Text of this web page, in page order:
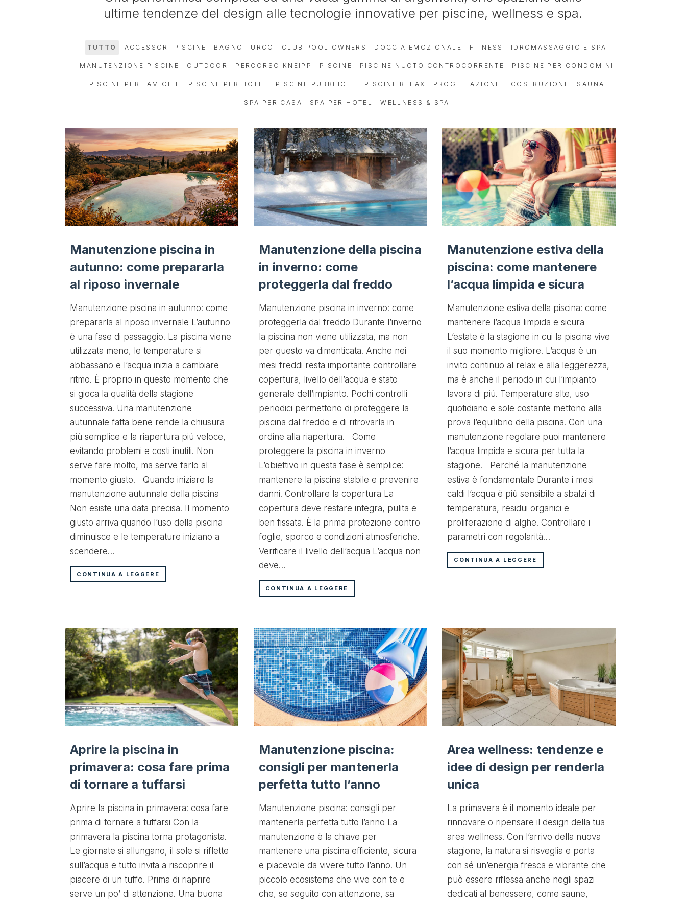
ultime tendenze del design alle tecnologie innovative per piscine, wellness e spa.
TUTTO ACCESSORI PISCINE BAGNO TURCO CLUB POOL OWNERS DOCCIA EMOZIONALE FITNESS IDROMASSAGGIO E SPA
MANUTENZIONE PISCINE OUTDOOR PERCORSO KNEIPP PISCINE PISCINE NUOTO CONTROCORRENTE PISCINE PER CONDOMINI
PISCINE PER FAMIGLIE PISCINE PER HOTEL PISCINE PUBBLICHE PISCINE RELAX PROGETTAZIONE E COSTRUZIONE SAUNA
SPA PER CASA SPA PER HOTEL WELLNESS & SPA
Manutenzione piscina in
autunno: come prepararla
al riposo invernale
Manutenzione piscina in autunno: come
prepararla al riposo invernale L’autunno
è una fase di passaggio. La piscina viene
utilizzata meno, le temperature si
abbassano e l’acqua inizia a cambiare
ritmo. È proprio in questo momento che
si gioca la qualità della stagione
successiva. Una manutenzione
autunnale fatta bene rende la chiusura
più semplice e la riapertura più veloce,
evitando problemi e costi inutili. Non
serve fare molto, ma serve farlo al
momento giusto. Quando iniziare la
manutenzione autunnale della piscina
Non esiste una data precisa. Il momento
giusto arriva quando l’uso della piscina
diminuisce e le temperature iniziano a
scendere…
CONTINUA A LEGGERE
Manutenzione della piscina
in inverno: come
proteggerla dal freddo
Manutenzione piscina in inverno: come
proteggerla dal freddo Durante l’inverno
la piscina non viene utilizzata, ma non
per questo va dimenticata. Anche nei
mesi freddi resta importante controllare
copertura, livello dell’acqua e stato
generale dell’impianto. Pochi controlli
periodici permettono di proteggere la
piscina dal freddo e di ritrovarla in
ordine alla riapertura. Come
proteggere la piscina in inverno
L’obiettivo in questa fase è semplice:
mantenere la piscina stabile e prevenire
danni. Controllare la copertura La
copertura deve restare integra, pulita e
ben fissata. È la prima protezione contro
foglie, sporco e condizioni atmosferiche.
Verificare il livello dell’acqua L’acqua non
deve…
CONTINUA A LEGGERE
Manutenzione estiva della
piscina: come mantenere
l’acqua limpida e sicura
Manutenzione estiva della piscina: come
mantenere l’acqua limpida e sicura
L’estate è la stagione in cui la piscina vive
il suo momento migliore. L’acqua è un
invito continuo al relax e alla leggerezza,
ma è anche il periodo in cui l’impianto
lavora di più. Temperature alte, uso
quotidiano e sole costante mettono alla
prova l’equilibrio della piscina. Con una
manutenzione regolare puoi mantenere
l’acqua limpida e sicura per tutta la
stagione. Perché la manutenzione
estiva è fondamentale Durante i mesi
caldi l’acqua è più sensibile a sbalzi di
temperatura, residui organici e
proliferazione di alghe. Controllare i
parametri con regolarità…
CONTINUA A LEGGERE
Aprire la piscina in
primavera: cosa fare prima
di tornare a tuffarsi
Aprire la piscina in primavera: cosa fare
prima di tornare a tuffarsi Con la
primavera la piscina torna protagonista.
Le giornate si allungano, il sole si riflette
sull’acqua e tutto invita a riscoprire il
piacere di un tuffo. Prima di riaprire
serve un po’ di attenzione. Una buona
Manutenzione piscina:
consigli per mantenerla
perfetta tutto l’anno
Manutenzione piscina: consigli per
mantenerla perfetta tutto l’anno La
manutenzione è la chiave per
mantenere una piscina efficiente, sicura
e piacevole da vivere tutto l’anno. Un
piccolo ecosistema che vive con te e
che, se seguito con attenzione, sa
Area wellness: tendenze e
idee di design per renderla
unica
La primavera è il momento ideale per
rinnovare o ripensare il design della tua
area wellness. Con l’arrivo della nuova
stagione, la natura si risveglia e porta
con sé un’energia fresca e vibrante che
può essere riflessa anche negli spazi
dedicati al benessere, come saune,